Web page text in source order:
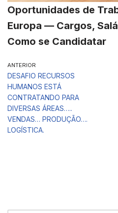
Oportunidades de
Europa — Cargos,
Como se Candidatar
ANTERIOR
DESAFIO RECURSOS
HUMANOS ESTÁ
CONTRATANDO PARA
DIVERSAS ÁREAS…..
VENDAS… PRODUÇÃO….
LOGÍSTICA.